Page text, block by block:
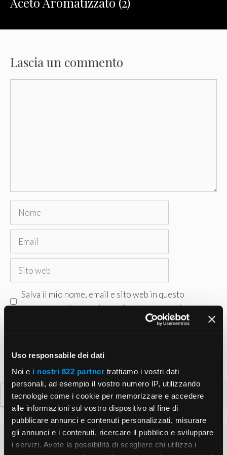
Uso responsabile dei dati
Noi e i nostri 822 partner trattiamo i vostri dati
personali, ad esempio il vostro numero IP, utilizzando
tecnologie come i cookie per memorizzare e accedere
alle informazioni sul vostro dispositivo al fine di
pubblicare annunci e contenuti personalizzati, misurare
gli annunci e i contenuti, ricercare il pubblico e sviluppare
i servizi. Avete la possibilità di scegliere chi utilizza i
Lascia un commento
Nome
Email
Sito
Salva il mio nome, email e sito web in questo
browser per la prossima volta che commento.
Ricerca